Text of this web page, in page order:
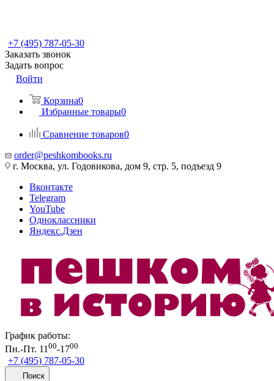
+7 (495) 787-05-30
Заказать звонок
Задать вопрос
Войти
Корзина0
Избранные товары0
Сравнение товаров0
order@peshkombooks.ru
г. Москва, ул. Годовикова, дом 9, стр. 5, подъезд 9
Вконтакте
Telegram
YouTube
Одноклассники
Яндекс.Дзен
График работы:
Пн.-Пт. 1100-1700
+7 (495) 787-05-30
Поиск